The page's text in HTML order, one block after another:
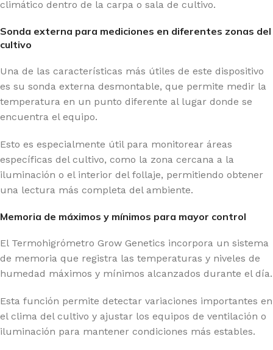
climático dentro de la carpa o sala de cultivo.
Sonda externa para mediciones en diferentes zonas del
cultivo
Una de las características más útiles de este dispositivo
es su sonda externa desmontable, que permite medir la
temperatura en un punto diferente al lugar donde se
encuentra el equipo.
Esto es especialmente útil para monitorear áreas
específicas del cultivo, como la zona cercana a la
iluminación o el interior del follaje, permitiendo obtener
una lectura más completa del ambiente.
Memoria de máximos y mínimos para mayor control
El Termohigrómetro Grow Genetics incorpora un sistema
de memoria que registra las temperaturas y niveles de
humedad máximos y mínimos alcanzados durante el día.
Esta función permite detectar variaciones importantes en
el clima del cultivo y ajustar los equipos de ventilación o
iluminación para mantener condiciones más estables.